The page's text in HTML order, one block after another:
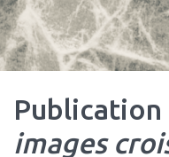
Publication
images